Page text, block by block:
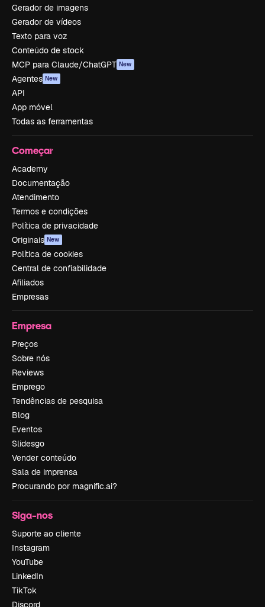
Gerador de imagens
Gerador de vídeos
Texto para voz
Conteúdo de stock
MCP para Claude/ChatGPT New
Agentes New
API
App móvel
Todas as ferramentas
Começar
Academy
Documentação
Atendimento
Termos e condições
Política de privacidade
Originais New
Política de cookies
Central de confiabilidade
Afiliados
Empresas
Empresa
Preços
Sobre nós
Reviews
Emprego
Tendências de pesquisa
Blog
Eventos
Slidesgo
Vender conteúdo
Sala de imprensa
Procurando por magnific.ai?
Siga-nos
Suporte ao cliente
Instagram
YouTube
LinkedIn
TikTok
Discord